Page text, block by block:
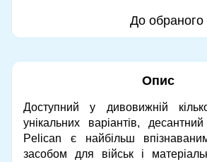
До обраного
Опис
Доступний у дивовижній
унікальних варіантів,
Pelican є найбільш
засобом для військ і